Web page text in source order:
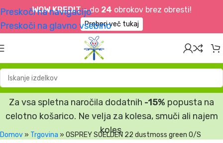
WOW KREDIT –do 24 obrokov brez obresti!
Preberi več tukaj
Preskoči na navigacijo
Preskoči na glavno vsebino
Za vsa spletna naročila dodatnih -15% popusta na
celotno košarico. Ne velja za kolesa, smuči ali najem
koles.
Domov » Trgovina » OSPREY SOELDEN 22 dustmoss green O/S